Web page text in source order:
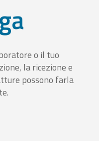
o il tuo
la ricezione e
possono farla